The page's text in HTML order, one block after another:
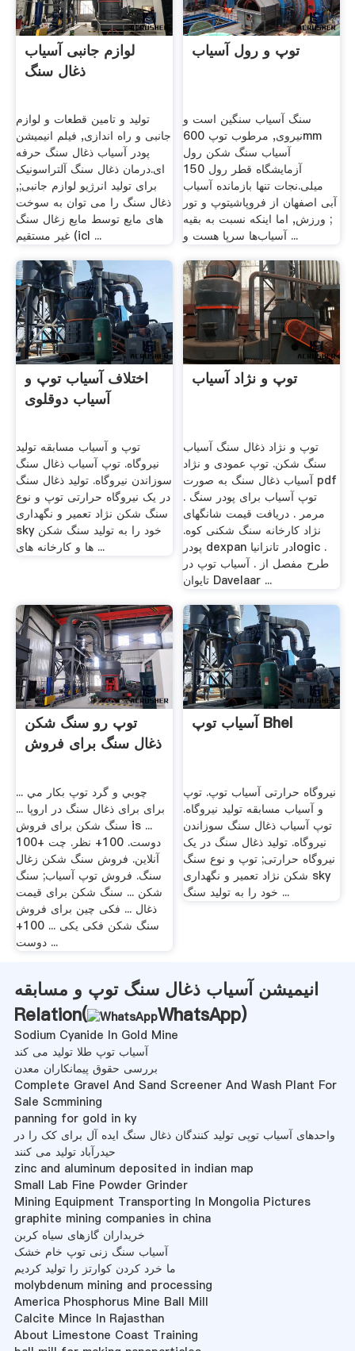
لوازم جانبی آسیاب
ذغال سنگ
تولید و تامین قطعات و لوازم
جانبی و راه اندازی, فیلم انیمیشن
پودر آسیاب ذغال سنگ حرفه
ای.درمان ذغال سنگ آلتراسونیک
برای تولید انرژیو لوازم جانبی;,
ذغال سنگ را می توان به سوخت
های مایع توسط مایع زغال سنگ
غیر مستقیم (icl ...
توپ و رول آسیاب
سنگ آسیاب سنگین است و
نیروی, مرطوب توپ 600mm
آسیاب سنگ شکن رول
آزمایشگاه قطر رول 150
میلی.نجات تنها بازمانده آسیاب
آبی اصفهان از فروپاشیتوپ و تور
; ورزش, اما اینکه نسبت به بقیه
آسیاب‌ها سرپا هست و ...
اختلاف آسیاب توپ و
آسیاب دوقلوی
توپ و آسیاب مسابقه تولید
نیروگاه. توپ آسیاب ذغال سنگ
سوزاندن نیروگاه. تولید ذغال سنگ
در یک نیروگاه حرارتی توپ و نوع
سنگ شکن نژاد تعمیر و نگهداری
sky خود را به تولید سنگ شکن
ها و کارخانه های ...
توپ و نژاد آسیاب
توپ و نژاد ذغال سنگ آسیاب
سنگ شکن. توپ عمودی و نژاد
آسیاب ذغال سنگ به صورت pdf
. توپ آسیاب برای پودر سنگ
مرمر . دریافت قیمت شانگهای
نژاد کارخانه سنگ شکنی کوه.
پودر dexpan در تانزانیاlogic .
طرح مفصل از . آسیاب توپ در
تایوان Davelaar ...
توپ رو سنگ شکن
ذغال سنگ برای فروش
چوبي و گرد توپ بكار مي ...
برای برای ذغال سنگ در اروپا ...
سنگ شکن برای فروش is ...
100+ دوست. 100+ نظر. چت
آنلاین. فروش سنگ شکن زغال
سنگ. فروش توپ آسیاب; سنگ
شکن ... سنگ شکن برای قیمت
ذغال ... فکی چین برای فروش
سنگ شکن فکی یکی ... 100+
دوست ...
آسیاب توپ Bhel
نیروگاه حرارتی آسیاب توپ. توپ
و آسیاب مسابقه تولید نیروگاه.
توپ آسیاب ذغال سنگ سوزاندن
نیروگاه. تولید ذغال سنگ در یک
نیروگاه حرارتی; توپ و نوع سنگ
شکن نژاد تعمیر و نگهداری sky
خود را به تولید سنگ ...
انیمیشن آسیاب ذغال سنگ توپ و مسابقه
Relation(
WhatsApp)
Sodium Cyanide In Gold Mine
آسیاب توپ طلا تولید می کند
بررسی حقوق پیمانکاران معدن
Complete Gravel And Sand Screener And Wash Plant For
Sale Scmmining
panning for gold in ky
واحدهای آسیاب توپی تولید کنندگان ذغال سنگ ایده آل برای کک را در
حیدرآباد تولید می کنند
zinc and aluminum deposited in indian map
Small Lab Fine Powder Grinder
Mining Equipment Transporting In Mongolia Pictures
graphite mining companies in china
خریداران گازهای سیاه کربن
آسیاب سنگ زنی توپ خام خشک
ما خرد کردن کوارتز را تولید کردیم
molybdenum mining and processing
America Phosphorus Mine Ball Mill
Calcite Mince In Rajasthan
About Limestone Coast Training